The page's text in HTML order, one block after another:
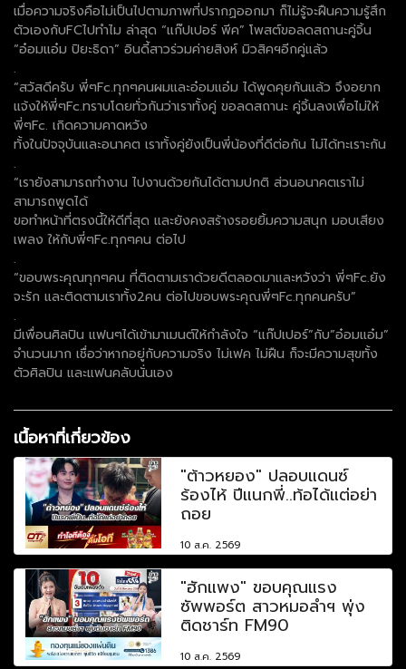
เมื่อความจริงคือไม่เป็นไปตามภาพที่ปรากฏออกมา ก็ไม่รู้จะฝืนความรู้สึก
ตัวเองกับFCไปทำไม ล่าสุด “แก๊ปเปอร์ พีค” โพสต์ขอลดสถานะคู่จิ้น
“อ๋อมแอ๋ม ปิยะธิดา” อินดี้สาวร่วมค่ายสิงห์ มิวสิคฯอีกคู่แล้ว
.
“สวัสดีครับ พี่ๆFc.ทุกๆคนผมและอ๋อมแอ๋ม ได้พูดคุยกันแล้ว จึงอยาก
แจ้งให้พี่ๆFc.ทราบโดยทั่วกันว่าเราทั้งคู่ ขอลดสถานะ คู่จิ้นลงเพื่อไม่ให้
พี่ๆFc. เกิดความคาดหวัง
ทั้งในปัจจุบันและอนาคต เราทั้งคู่ยังเป็นพี่น้องที่ดีต่อกัน ไม่ได้ทะเราะกัน
.
“เรายังสามารถทำงาน ไปงานด้วยกันได้ตามปกติ ส่วนอนาคตเราไม่
สามารถพูดได้
ขอทำหน้าที่ตรงนี้ให้ดีที่สุด และยังคงสร้างรอยยิ้มความสนุก มอบเสียง
เพลง ให้กับพี่ๆFc.ทุกๆคน ต่อไป
.
“ขอบพระคุณทุกๆคน ที่ติดตามเราด้วยดีตลอดมาและหวังว่า พี่ๆFc.ยัง
จะรัก และติดตามเราทั้ง2คน ต่อไปขอบพระคุณพี่ๆFc.ทุกคนครับ”
.
มีเพื่อนศิลปิน แฟนๆได้เข้ามาเมนต์ให้กำลังใจ “แก๊ปเปอร์”กับ”อ๋อมแอ๋ม”
จำนวนมาก เชื่อว่าหากอยู่กับความจริง ไม่เฟค ไม่ฝืน ก็จะมีความสุขทั้ง
ตัวศิลปิน และแฟนคลับนั่นเอง
เนื้อหาที่เกี่ยวข้อง
"ต้าวหยอง" ปลอบแดนซ์
ร้องไห้ ปีแนกพี่..ท้อได้แต่อย่า
ถอย
10 ส.ค. 2569
"ฮักแพง" ขอบคุณแรง
ซัพพอร์ต สาวหมอลำฯ พุ่ง
ติดชาร์ท FM90
10 ส.ค. 2569